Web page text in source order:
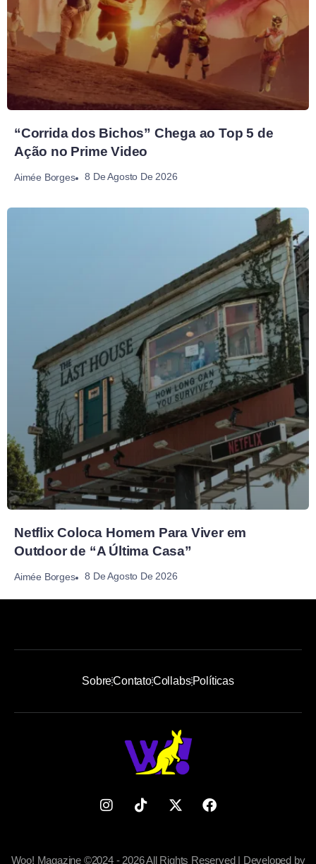
“Corrida dos Bichos” Chega ao Top 5 de
Ação no Prime Video
Aimée Borges 8 De Agosto De 2026
Netflix Coloca Homem Para Viver em
Outdoor de “A Última Casa”
Aimée Borges 8 De Agosto De 2026
SobreContatoCollabsPolíticas
Woo! Magazine ©2024 - 2026 All Rights Reserved | Developed by